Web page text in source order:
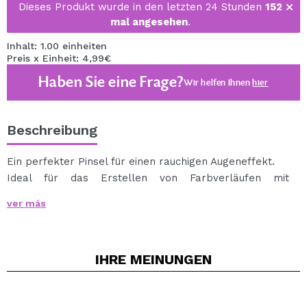
Dieses Produkt wurde in den letzten 24 Stunden 152
mal angesehen.
Inhalt: 1.00 einheiten
Preis x Einheit: 4,99€
Haben Sie eine Frage?Wir helfen Ihnenhier
Beschreibung
Ein perfekter Pinsel für einen rauchigen Augeneffekt.
Ideal für das Erstellen von Farbverläufen mit
Sie können einen oder mehrere Lidschatten auf den
letzten Schliff zu geben.
ver más
IHRE MEINUNGEN